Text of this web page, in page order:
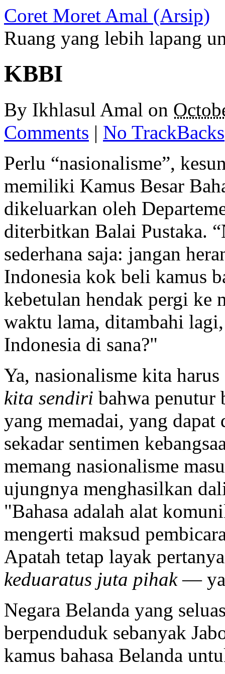
Coret Moret Amal (Arsip)
Ruang yang lebih lapang
KBBI
By Ikhlasul Amal on
Comments | No TrackBacks
Perlu “nasionalisme”,
memiliki Kamus Besar
dikeluarkan oleh
diterbitkan Balai Pustaka.
sederhana saja: jangan
Indonesia kok beli kamus
kebetulan hendak pergi ke
waktu lama, ditambahi
Indonesia di sana?
Ya, nasionalisme kita
kita sendiri bahwa penutur
yang memadai, yang
sekadar sentimen
memang nasionalisme
ujungnya menghasilkan
Bahasa adalah alat
mengerti maksud
Apatah tetap layak
keduaratus juta pihak—
Negara Belanda yang
berpenduduk sebanyak
kamus bahasa Belanda